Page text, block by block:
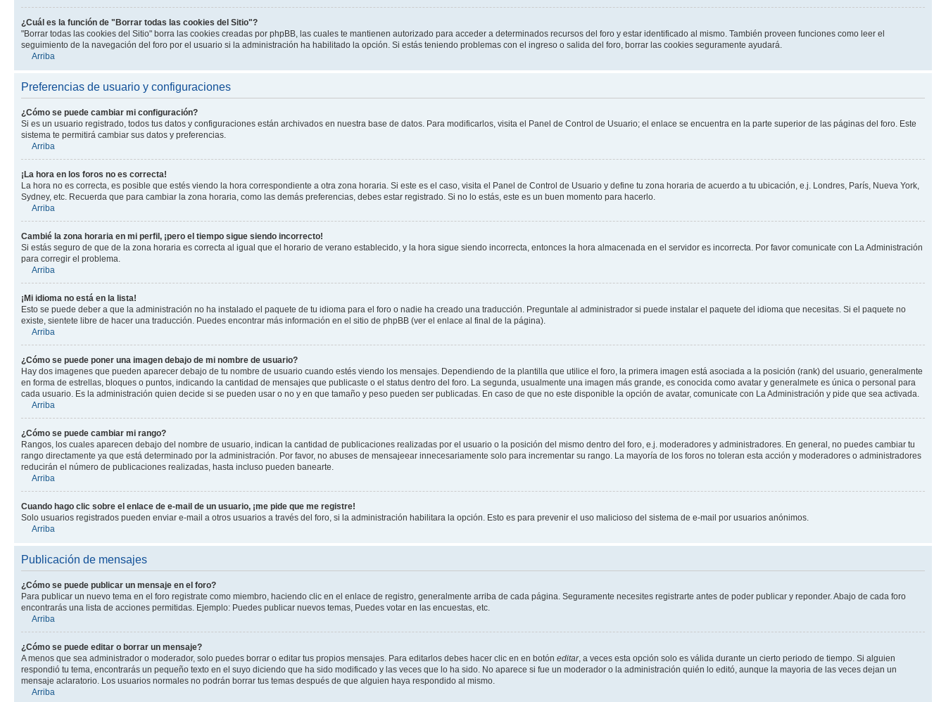
¿Cuál es la función de "Borrar todas las cookies del Sitio"?
"Borrar todas las cookies del Sitio" borra las cookies creadas por phpBB, las cuales te mantienen autorizado para acceder a determinados recursos del foro y estar identificado al mismo. También proveen funciones como leer el
seguimiento de la navegación del foro por el usuario si la administración ha habilitado la opción. Si estás teniendo problemas con el ingreso o salida del foro, borrar las cookies seguramente ayudará.
Arriba
Preferencias de usuario y configuraciones
¿Cómo se puede cambiar mi configuración?
Si es un usuario registrado, todos tus datos y configuraciones están archivados en nuestra base de datos. Para modificarlos, visita el Panel de Control de Usuario; el enlace se encuentra en la parte superior de las páginas del foro. Este
sistema te permitirá cambiar sus datos y preferencias.
Arriba
¡La hora en los foros no es correcta!
La hora no es correcta, es posible que estés viendo la hora correspondiente a otra zona horaria. Si este es el caso, visita el Panel de Control de Usuario y define tu zona horaria de acuerdo a tu ubicación, e.j. Londres, París, Nueva York,
Sydney, etc. Recuerda que para cambiar la zona horaria, como las demás preferencias, debes estar registrado. Si no lo estás, este es un buen momento para hacerlo.
Arriba
Cambié la zona horaria en mi perfil, ¡pero el tiempo sigue siendo incorrecto!
Si estás seguro de que de la zona horaria es correcta al igual que el horario de verano establecido, y la hora sigue siendo incorrecta, entonces la hora almacenada en el servidor es incorrecta. Por favor comunicate con La Administración
para corregir el problema.
Arriba
¡Mi idioma no está en la lista!
Esto se puede deber a que la administración no ha instalado el paquete de tu idioma para el foro o nadie ha creado una traducción. Preguntale al administrador si puede instalar el paquete del idioma que necesitas. Si el paquete no
existe, sientete libre de hacer una traducción. Puedes encontrar más información en el sitio de phpBB (ver el enlace al final de la página).
Arriba
¿Cómo se puede poner una imagen debajo de mi nombre de usuario?
Hay dos imagenes que pueden aparecer debajo de tu nombre de usuario cuando estés viendo los mensajes. Dependiendo de la plantilla que utilice el foro, la primera imagen está asociada a la posición (rank) del usuario, generalmente
en forma de estrellas, bloques o puntos, indicando la cantidad de mensajes que publicaste o el status dentro del foro. La segunda, usualmente una imagen más grande, es conocida como avatar y generalmete es única o personal para
cada usuario. Es la administración quien decide si se pueden usar o no y en que tamaño y peso pueden ser publicadas. En caso de que no este disponible la opción de avatar, comunicate con La Administración y pide que sea activada.
Arriba
¿Cómo se puede cambiar mi rango?
Rangos, los cuales aparecen debajo del nombre de usuario, indican la cantidad de publicaciones realizadas por el usuario o la posición del mismo dentro del foro, e.j. moderadores y administradores. En general, no puedes cambiar tu
rango directamente ya que está determinado por la administración. Por favor, no abuses de mensajeear innecesariamente solo para incrementar su rango. La mayoría de los foros no toleran esta acción y moderadores o administradores
reducirán el número de publicaciones realizadas, hasta incluso pueden banearte.
Arriba
Cuando hago clic sobre el enlace de e-mail de un usuario, ¡me pide que me registre!
Solo usuarios registrados pueden enviar e-mail a otros usuarios a través del foro, si la administración habilitara la opción. Esto es para prevenir el uso malicioso del sistema de e-mail por usuarios anónimos.
Arriba
Publicación de mensajes
¿Cómo se puede publicar un mensaje en el foro?
Para publicar un nuevo tema en el foro registrate como miembro, haciendo clic en el enlace de registro, generalmente arriba de cada página. Seguramente necesites registrarte antes de poder publicar y reponder. Abajo de cada foro
encontrarás una lista de acciones permitidas. Ejemplo: Puedes publicar nuevos temas, Puedes votar en las encuestas, etc.
Arriba
¿Cómo se puede editar o borrar un mensaje?
A menos que sea administrador o moderador, solo puedes borrar o editar tus propios mensajes. Para editarlos debes hacer clic en en botón editar, a veces esta opción solo es válida durante un cierto periodo de tiempo. Si alguien
respondió tu tema, encontrarás un pequeño texto en el suyo diciendo que ha sido modificado y las veces que lo ha sido. No aparece si fue un moderador o la administración quién lo editó, aunque la mayoria de las veces dejan un
mensaje aclaratorio. Los usuarios normales no podrán borrar tus temas después de que alguien haya respondido al mismo.
Arriba